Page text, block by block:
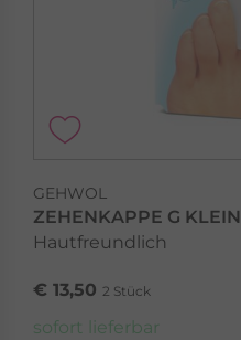
GEHWOL
ZEHENKAPPE G KLEIN
Hautfreundlich
€ 13,50 2 Stück
sofort lieferbar